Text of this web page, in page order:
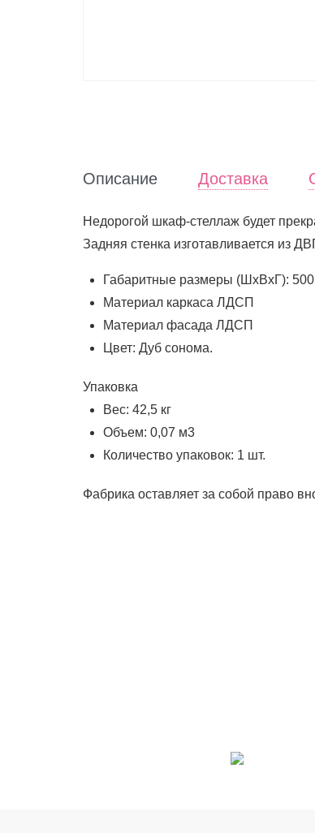
Описание Доставка
Недорогой шкаф-стеллаж будет
Задняя стенка изготавливается из
Габаритные размеры (ШхВхГ):
Материал каркаса ЛДСП
Материал фасада ЛДСП
Цвет: Дуб сонома.
Упаковка
Вес: 42,5 кг
Объем: 0,07 м3
Количество упаковок: 1 шт.
Фабрика оставляет за собой право